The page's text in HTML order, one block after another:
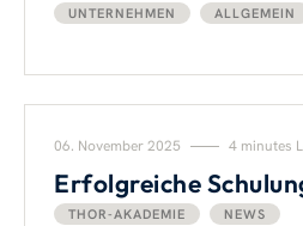
UNTERNEHMEN ALLGEMEIN
06. November 2025 4 minutes
Erfolgreiche
THOR-AKADEMIE NEWS